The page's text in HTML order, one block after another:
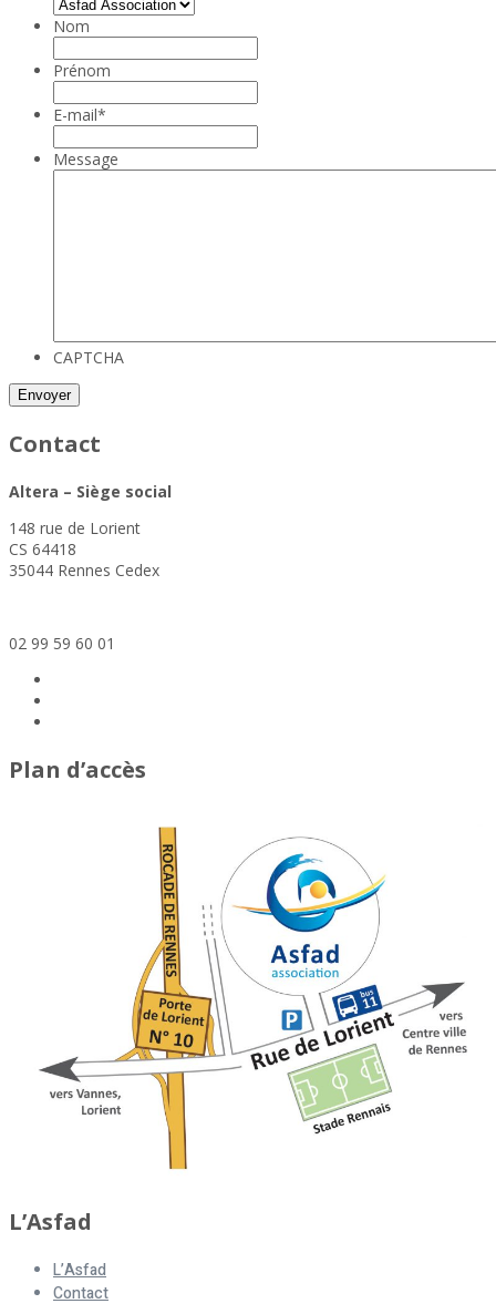
Nom
Prénom
E-mail*
Message
CAPTCHA
Contact
Altera – Siège social
148 rue de Lorient
CS 64418
35044 Rennes Cedex
02 99 59 60 01
Plan d’accès
L’Asfad
L’Asfad
Contact